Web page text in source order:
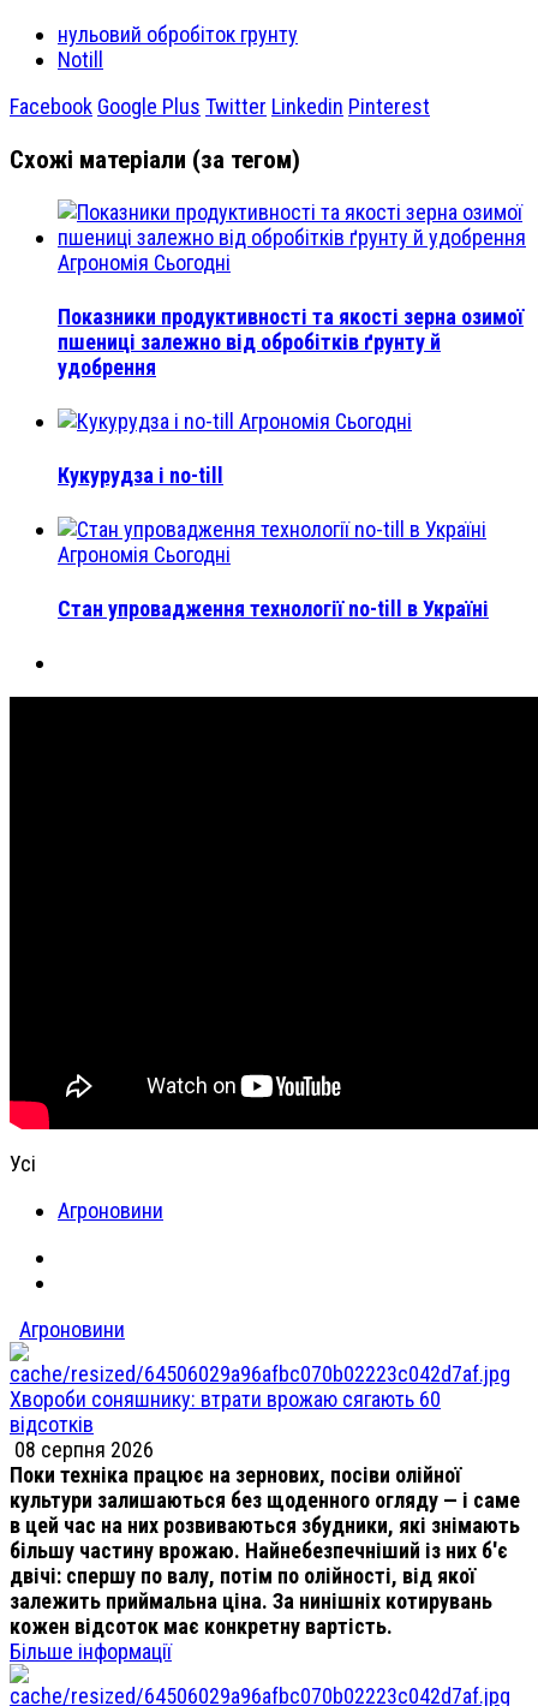
нульовий обробіток грунту
Notill
Facebook Google Plus Twitter Linkedin Pinterest
Схожі матеріали (за тегом)
Агрономія Сьогодні
Показники продуктивності та якості зерна озимої
пшениці залежно від обробітків ґрунту й
удобрення
Агрономія Сьогодні
Кукурудза і no-till
Агрономія Сьогодні
Стан упровадження технології no-till в Україні
Усі
Агроновини
Агроновини
Хвороби соняшнику: втрати врожаю сягають 60
відсотків
08 серпня 2026
Поки техніка працює на зернових, посіви олійної
культури залишаються без щоденного огляду — і саме
в цей час на них розвиваються збудники, які знімають
більшу частину врожаю. Найнебезпечніший із них б'є
двічі: спершу по валу, потім по олійності, від якої
залежить приймальна ціна. За нинішніх котирувань
кожен відсоток має конкретну вартість.
Більше інформації